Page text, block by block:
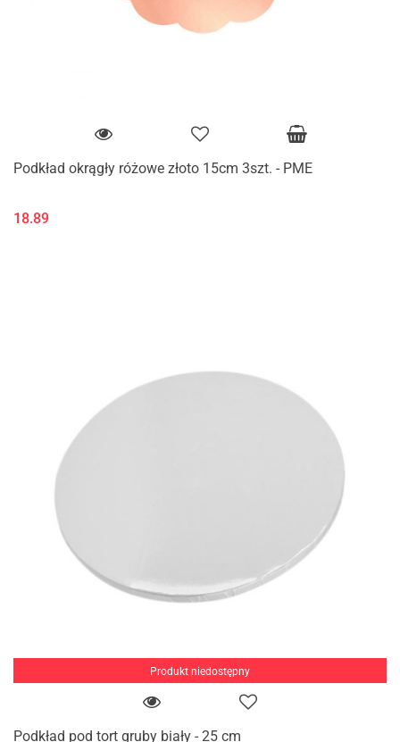
Podkład okrągły różowe złoto 15cm 3szt. - PME
18.89
Produkt niedostępny
Podkład pod tort gruby biały - 25 cm